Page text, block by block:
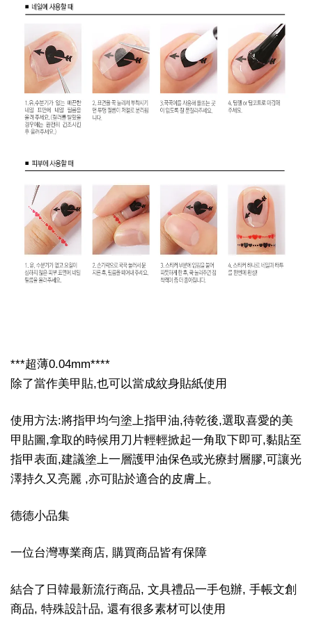
***超薄0.04mm****
除了當作美甲貼,也可以當成紋身貼紙使用
使用方法:將指甲均勻塗上指甲油,待乾後,選取喜愛的美
甲貼圖,拿取的時候用刀片輕輕掀起一角取下即可,黏貼至
指甲表面,建議塗上一層護甲油保色或光療封層膠,可讓光
澤持久又亮麗 ,亦可貼於適合的皮膚上。
德德小品集
一位台灣專業商店, 購買商品皆有保障
結合了日韓最新流行商品, 文具禮品一手包辦, 手帳文創
商品, 特殊設計品, 還有很多素材可以使用